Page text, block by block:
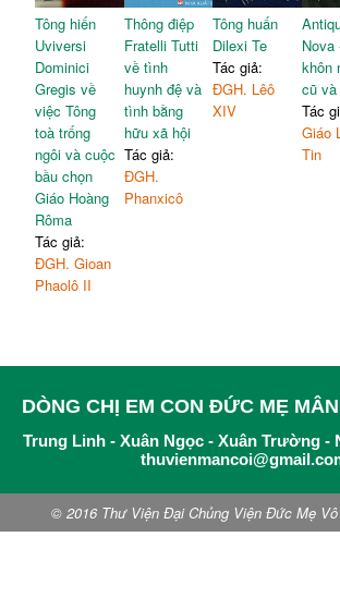
Tông hiến
Uviversi
Dominici
Gregis về
việc Tông
toà trống
ngôi và cuộc
bầu chọn
Giáo Hoàng
Rôma
Tác giả:
ĐGH. Gioan
Phaolô II
Thông điệp
Fratelli Tutti
về tình
huynh đệ và
tình bằng
hữu xã hội
Tác giả:
ĐGH.
Phanxicô
Tông huấn
Dilexi Te
Tác giả:
ĐGH. Lêô
XIV
Nova
khôn
cũ
Tác
Giáo
Tin
DÒNG CHỊ EM CON ĐỨC MẸ
Trung Linh - Xuân Ngọc - Xuân Trường -
© 2016 Thư Viện Đại Chủng Viện Đức Mẹ